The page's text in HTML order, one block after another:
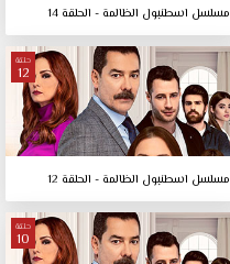
مسلسل اسطنبول الظالمة - الحلقة 14
حلقة
12
مسلسل اسطنبول الظالمة - الحلقة 12
حلقة
10